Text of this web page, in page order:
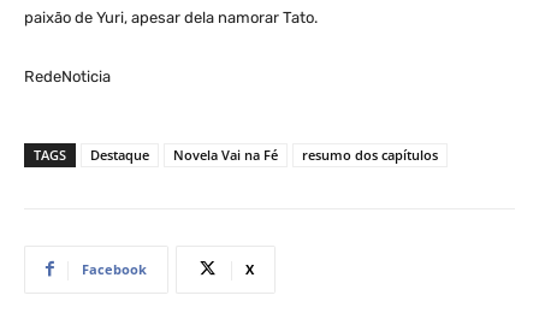
paixão de Yuri, apesar dela namorar Tato.
RedeNoticia
TAGS Destaque Novela Vai na Fé resumo dos capítulos
Facebook X